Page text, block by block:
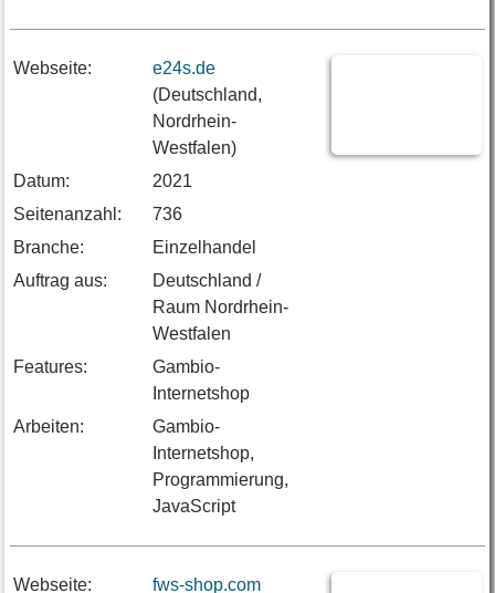
Webseite:
e24s.de
(Deutschland,
Nordrhein-
Westfalen)
Datum:
2021
Seitenanzahl:
736
Branche:
Einzelhandel
Auftrag aus:
Deutschland /
Raum Nordrhein-
Westfalen
Features:
Gambio-
Internetshop
Arbeiten:
Gambio-
Internetshop,
Programmierung,
JavaScript
Webseite: fws-shop.com